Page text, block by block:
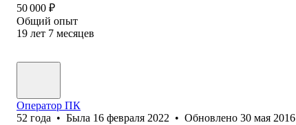
50 000 ₽
Общий опыт
19 лет 7 месяцев
Оператор ПК
52 года • Была 16 февраля 2022 • Обновлено 30 мая 2016